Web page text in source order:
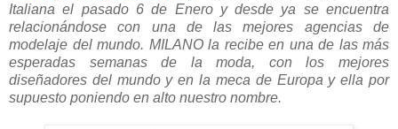
Italiana el pasado 6 de Enero y desde ya se encuentra
relacionándose con una de las mejores agencias de
modelaje del mundo. MILANO la recibe en una de las más
esperadas semanas de la moda, con los mejores
diseñadores del mundo y en la meca de Europa y ella por
supuesto poniendo en alto nuestro nombre.